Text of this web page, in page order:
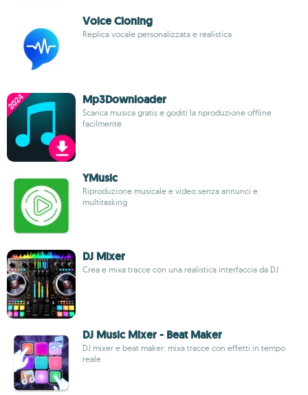
Voice Cloning
Replica vocale personalizzata e realistica
Mp3Downloader
Scarica musica gratis e goditi la riproduzione offline
facilmente
YMusic
Riproduzione musicale e video senza annunci e
multitasking
DJ Mixer
Crea e mixa tracce con una realistica interfaccia da DJ
DJ Music Mixer - Beat Maker
DJ mixer e beat maker: mixa tracce con effetti in tempo
reale